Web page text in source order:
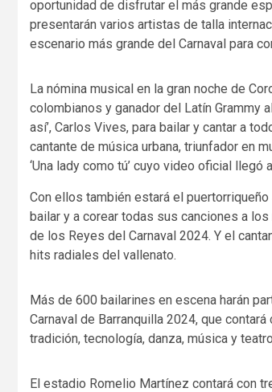
oportunidad de disfrutar el más grande
presentarán varios artistas de talla
escenario más grande del Carnaval para
La nómina musical en la gran noche de
colombianos y ganador del Latín Grammy
así’, Carlos Vives, para bailar y cantar a
cantante de música urbana, triunfador en
‘Una lady como tú’ cuyo video oficial
Con ellos también estará el
bailar y a corear todas sus canciones a
de los Reyes del Carnaval 2024. Y el
hits radiales del vallenato.
Más de 600 bailarines en escena harán
Carnaval de Barranquilla 2024, que
tradición, tecnología, danza, música y
El estadio Romelio Martínez contará con